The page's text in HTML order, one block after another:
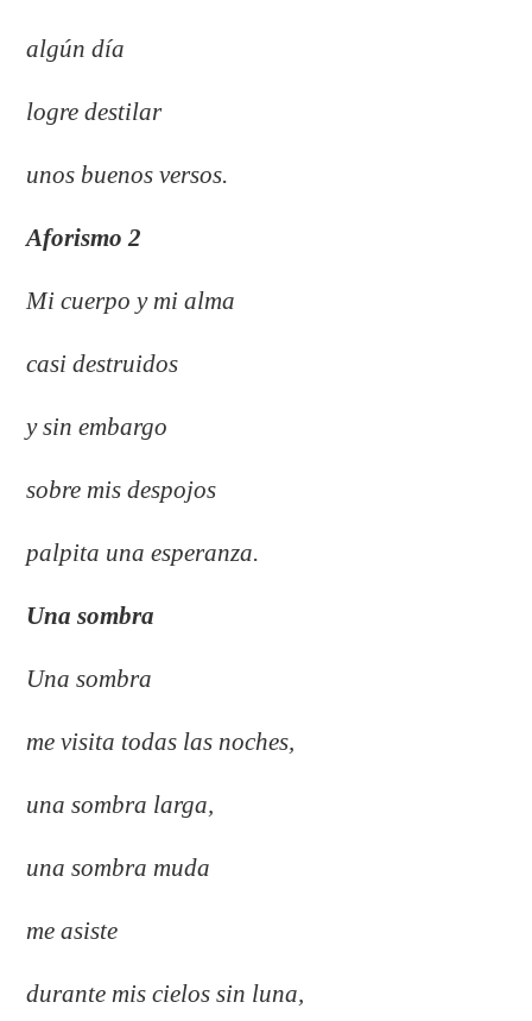
algún día
logre destilar
unos buenos versos.
Aforismo 2
Mi cuerpo y mi alma
casi destruidos
y sin embargo
sobre mis despojos
palpita una esperanza.
Una sombra
Una sombra
me visita todas las noches,
una sombra larga,
una sombra muda
me asiste
durante mis cielos sin luna,